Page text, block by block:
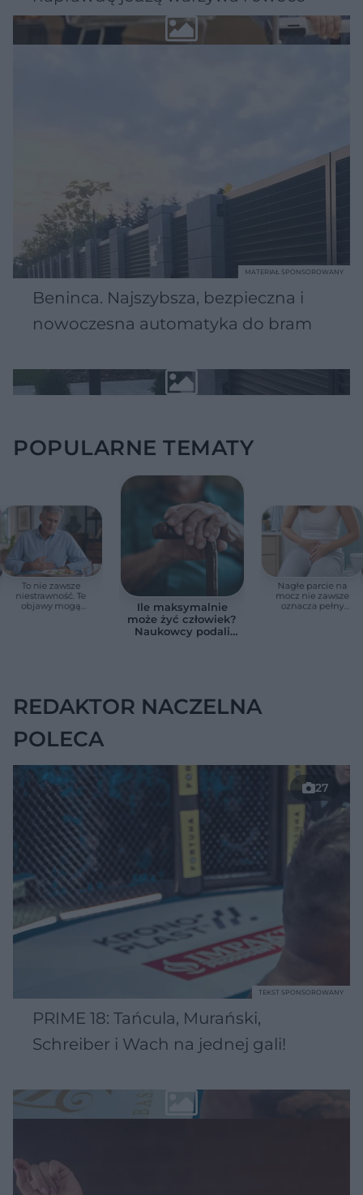
Beninca. Najszybsza, bezpieczna i
nowoczesna automatyka do bram
MATERIAŁ SPONSOROWANY
POPULARNE TEMATY
To nie zawsze
niestrawność. Te
objawy mogą
Ile maksymalnie
może żyć człowiek?
Naukowcy podali
Nagłe parcie na
mocz nie zawsze
oznacza pełny
REDAKTOR NACZELNA
POLECA
27
PRIME 18: Tańcula, Murański,
Schreiber i Wach na jednej gali!
TEKST SPONSOROWANY